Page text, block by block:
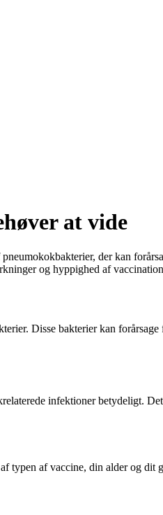
at vide
der kan
og hyppighed af
Disse bakterier kan
infektioner betydeligt.
typen af vaccine, din alder og